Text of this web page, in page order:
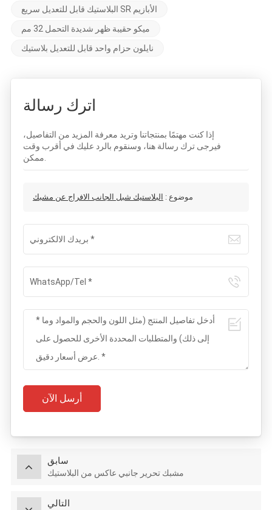
البلاستيك قابل للتعديل سريع SR الأبازيم
ميكو حقيبة ظهر شديدة التحمل 32 مم
نايلون حزام واحد قابل للتعديل بلاستيك
اترك رسالة
إذا كنت مهتمًا بمنتجاتنا وتريد معرفة المزيد من التفاصيل،
فيرجى ترك رسالة هنا، وسنقوم بالرد عليك في أقرب وقت
ممكن.
موضوع : البلاستيك شبل الجانب الافراج عن مشبك
أرسل الآن
سابق
مشبك تحرير جانبي عاكس من البلاستيك
التالي